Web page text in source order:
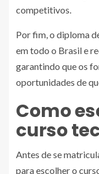
competitivos.
Por fim, o diploma
em todo o Brasil e
garantindo que os
oportunidades de
Como
curso
Antes de se
para escolher o